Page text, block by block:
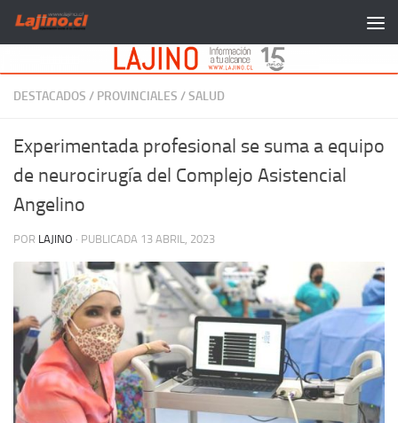
Saltar al contenido
DESTACADOS / PROVINCIALES /SALUD
Experimentada profesional se suma a equipo
de neurocirugía del Complejo Asistencial
Angelino
POR LAJINO · PUBLICADA 13 ABRIL, 2023